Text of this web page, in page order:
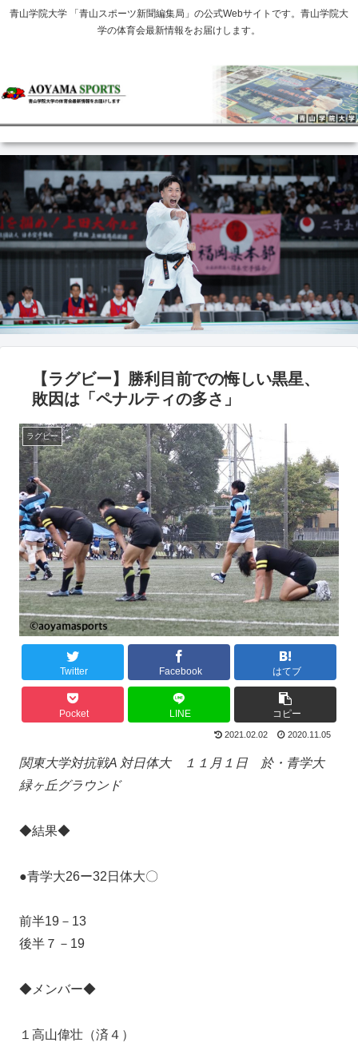
青山学院大学 「青山スポーツ新聞編集局」の公式Webサイトです。青山学院大
学の体育会最新情報をお届けします。
【ラグビー】勝利目前での悔しい黒星、
敗因は「ペナルティの多さ」
ラグビー
Twitter Facebook はてブ
Pocket LINE コピー
2021.02.02 2020.11.05
関東大学対抗戦A 対日体大 １１月１日 於・青学大
緑ヶ丘グラウンド
◆結果◆
●青学大26ー32日体大〇
前半19－13
後半７－19
◆メンバー◆
１高山偉壮（済４）